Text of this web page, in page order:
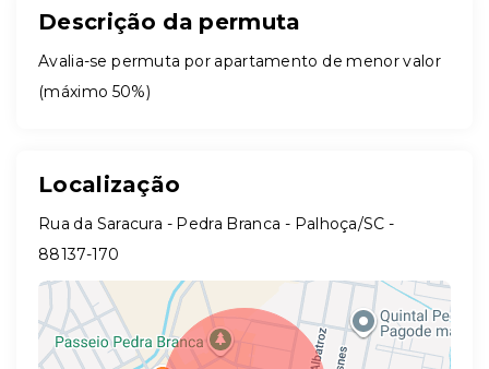
Descrição da permuta
Avalia-se permuta por apartamento de menor valor
(máximo 50%)
Localização
Rua da Saracura - Pedra Branca - Palhoça/SC -
88137-170